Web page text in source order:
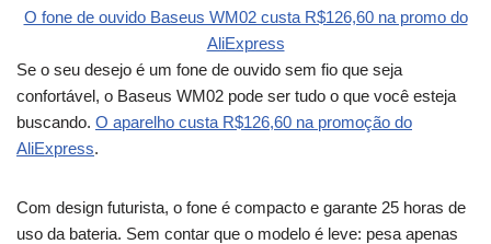
O fone de ouvido Baseus WM02 custa R$126,60 na promo do
AliExpress
Se o seu desejo é um fone de ouvido sem fio que seja
confortável, o Baseus WM02 pode ser tudo o que você esteja
buscando. O aparelho custa R$126,60 na promoção do
AliExpress.
Com design futurista, o fone é compacto e garante 25 horas de
uso da bateria. Sem contar que o modelo é leve: pesa apenas